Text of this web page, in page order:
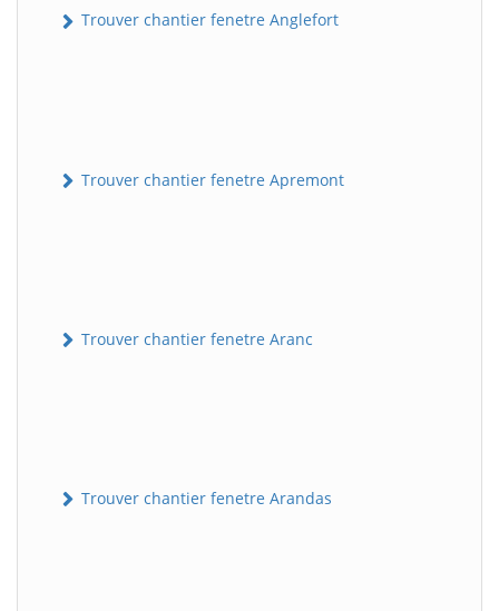
Trouver chantier fenetre Anglefort
Trouver chantier fenetre Apremont
Trouver chantier fenetre Aranc
Trouver chantier fenetre Arandas